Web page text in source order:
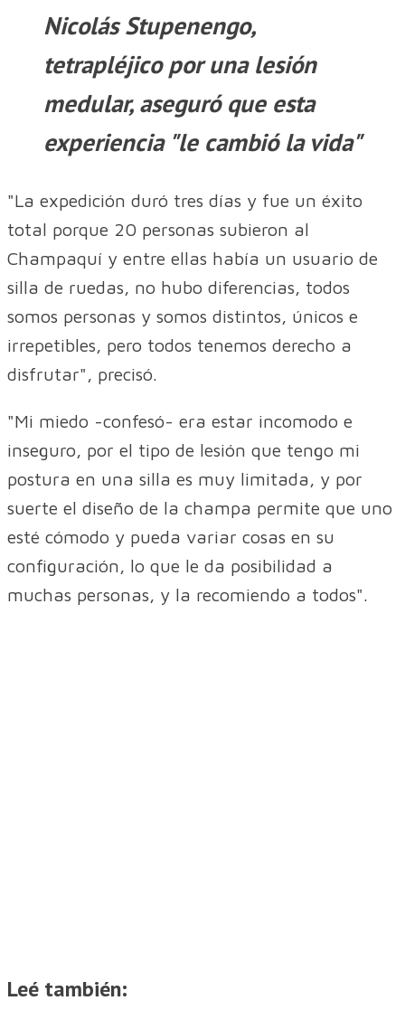
Nicolás Stupenengo,
tetrapléjico por una lesión
medular, aseguró que esta
experiencia "le cambió la vida"
"La expedición duró tres días y fue un éxito
total porque 20 personas subieron al
Champaquí y entre ellas había un usuario de
silla de ruedas, no hubo diferencias, todos
somos personas y somos distintos, únicos e
irrepetibles, pero todos tenemos derecho a
disfrutar", precisó.
"Mi miedo -confesó- era estar incomodo e
inseguro, por el tipo de lesión que tengo mi
postura en una silla es muy limitada, y por
suerte el diseño de la champa permite que uno
esté cómodo y pueda variar cosas en su
configuración, lo que le da posibilidad a
muchas personas, y la recomiendo a todos".
Leé también: